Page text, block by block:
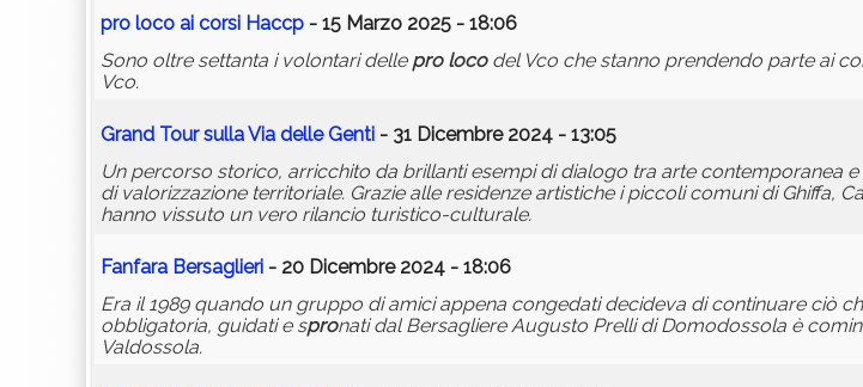
pro loco ai corsi Haccp - 15 Marzo 2025 - 18:06
Sono oltre settanta i volontari delle pro locodel Vco che stanno prendendo parte ai
Vco.
Grand Tour sulla Via delle Genti - 31 Dicembre 2024 - 13:05
Un percorso storico, arricchito da brillanti esempi di dialogo tra arte contemporanea
di valorizzazione territoriale. Grazie alle residenze artistiche i piccoli comuni di Ghiffa,
hanno vissuto un vero rilancio turistico-culturale.
Fanfara Bersaglieri - 20 Dicembre 2024 - 18:06
Era il 1989 quando un gruppo di amici appena congedati decideva di continuare ciò
obbligatoria, guidati e spronati dal Bersagliere Augusto Prelli di Domodossola è
Valdossola.